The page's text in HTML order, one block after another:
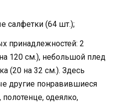
салфетки (64 шт.);
принадлежностей: 2
120 см.), небольшой плед
(20 на 32 см.). Здесь
другие понравившиеся
одеялко,